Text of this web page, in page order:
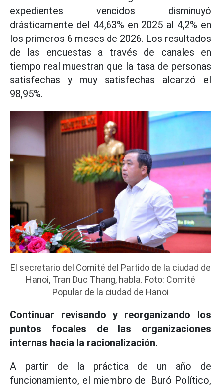
expedientes vencidos disminuyó
drásticamente del 44,63% en 2025 al 4,2% en
los primeros 6 meses de 2026. Los resultados
de las encuestas a través de canales en
tiempo real muestran que la tasa de personas
satisfechas y muy satisfechas alcanzó el
98,95%.
El secretario del Comité del Partido de la ciudad de
Hanoi, Tran Duc Thang, habla. Foto: Comité
Popular de la ciudad de Hanoi
Continuar revisando y reorganizando los
puntos focales de las organizaciones
internas hacia la racionalización.
A partir de la práctica de un año de
funcionamiento, el miembro del Buró Político,